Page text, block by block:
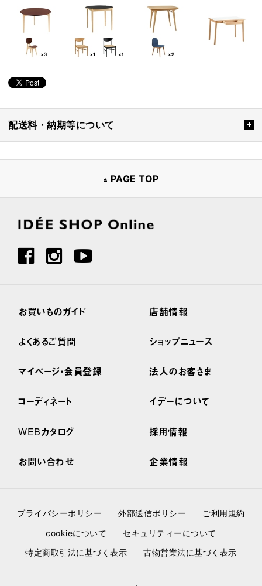
配送料・納期等について
PAGE TOP
お買いものガイド
よくあるご質問
マイページ・会員登録
コーディネート
WEBカタログ
お問い合わせ
店舗情報
ショップニュース
法人のお客さま
イデーについて
採用情報
企業情報
プライバシーポリシー 外部送信ポリシー
ご利用規約
cookieについて
セキュリティーについて
特定商取引法に基づく表示
古物営業法に基づく表示